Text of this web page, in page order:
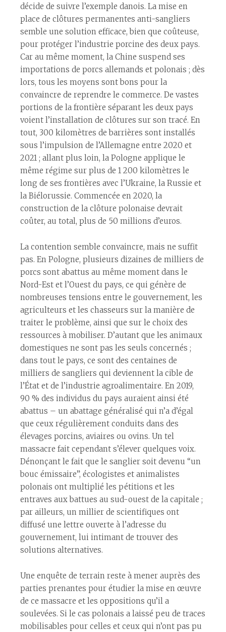
décide de suivre l’exemple danois. La mise en
place de clôtures permanentes anti-sangliers
semble une solution efficace, bien que coûteuse,
pour protéger l’industrie porcine des deux pays.
Car au même moment, la Chine suspend ses
importations de porcs allemands et polonais ; dès
lors, tous les moyens sont bons pour la
convaincre de reprendre le commerce. De vastes
portions de la frontière séparant les deux pays
voient l’installation de clôtures sur son tracé. En
tout, 300 kilomètres de barrières sont installés
sous l’impulsion de l’Allemagne entre 2020 et
2021 ; allant plus loin, la Pologne applique le
même régime sur plus de 1 200 kilomètres le
long de ses frontières avec l’Ukraine, la Russie et
la Biélorussie. Commencée en 2020, la
construction de la clôture polonaise devrait
coûter, au total, plus de 50 millions d’euros.
La contention semble convaincre, mais ne suffit
pas. En Pologne, plusieurs dizaines de milliers de
porcs sont abattus au même moment dans le
Nord-Est et l’Ouest du pays, ce qui génère de
nombreuses tensions entre le gouvernement, les
agriculteurs et les chasseurs sur la manière de
traiter le problème, ainsi que sur le choix des
ressources à mobiliser. D’autant que les animaux
domestiques ne sont pas les seuls concernés ;
dans tout le pays, ce sont des centaines de
milliers de sangliers qui deviennent la cible de
l’État et de l’industrie agroalimentaire. En 2019,
90 % des individus du pays auraient ainsi été
abattus – un abattage généralisé qui n’a d’égal
que ceux régulièrement conduits dans des
élevages porcins, aviaires ou ovins. Un tel
massacre fait cependant s’élever quelques voix.
Dénonçant le fait que le sanglier soit devenu “un
bouc émissaire”, écologistes et animalistes
polonais ont multiplié les pétitions et les
entraves aux battues au sud-ouest de la capitale ;
par ailleurs, un millier de scientifiques ont
diffusé une lettre ouverte à l’adresse du
gouvernement, lui intimant de trouver des
solutions alternatives.
Une enquête de terrain reste à mener auprès des
parties prenantes pour étudier la mise en œuvre
de ce massacre et les oppositions qu’il a
soulevées. Si le cas polonais a laissé peu de traces
mobilisables pour celles et ceux qui n’ont pas pu